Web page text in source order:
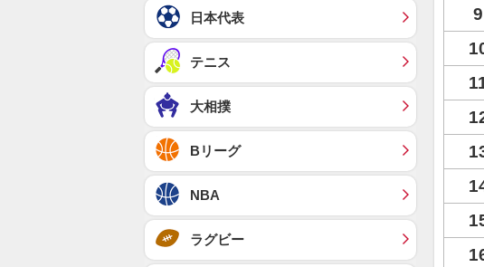
9
日本代表
テニス
大相撲
Bリーグ
NBA
ラグビー